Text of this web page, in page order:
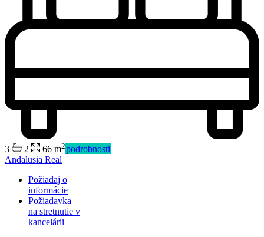
3 2 66 m2podrobnosti
Andalusia Real
Požiadaj o
informácie
Požiadavka
na stretnutie v
kancelárii